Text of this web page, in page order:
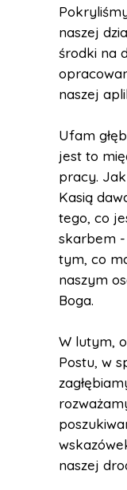
naszej
środki na
naszej
Ufam
jest to
pracy.
Kasią
tego, co
skarbem -
tym, co
naszym
Boga.
W lutym,
Postu, w
naszej